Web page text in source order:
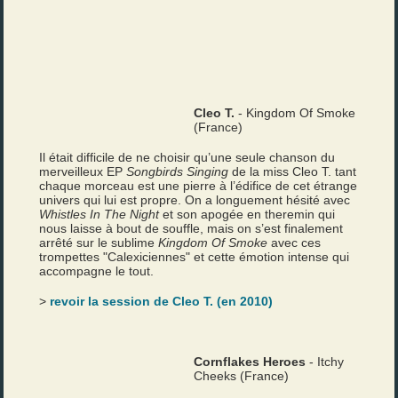
Cleo T. - Kingdom Of Smoke
(France)
Il était difficile de ne choisir qu’une seule chanson du
merveilleux EPSongbirds Singing de la miss Cleo T. tant
chaque morceau est une pierre à l’édifice de cet étrange
univers qui lui est propre. On a longuement hésité avec
Whistles In The Nightet son apogée en theremin qui
nous laisse à bout de souffle, mais on s’est finalement
arrêté sur le sublimeKingdom Of Smoke avec ces
trompettes "Calexiciennes" et cette émotion intense qui
accompagne le tout.
> revoir la session de Cleo T. (en 2010)
Cornflakes Heroes - Itchy
Cheeks (France)